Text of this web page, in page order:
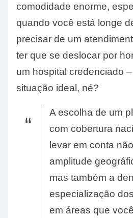
comodidade enorme,
quando você está longe
precisar de um
ter que se deslocar por
um hospital credenciado
situação ideal, né?
A escolha de um
com cobertura
levar em conta
amplitude
mas também a
especialização
em áreas que